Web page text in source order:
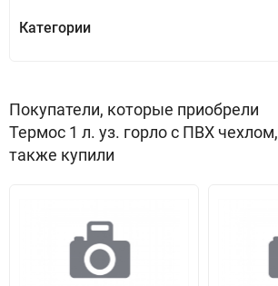
Категории
Покупатели, которые приобрели
Термос 1 л. уз. горло c ПВХ чехлом,
также купили